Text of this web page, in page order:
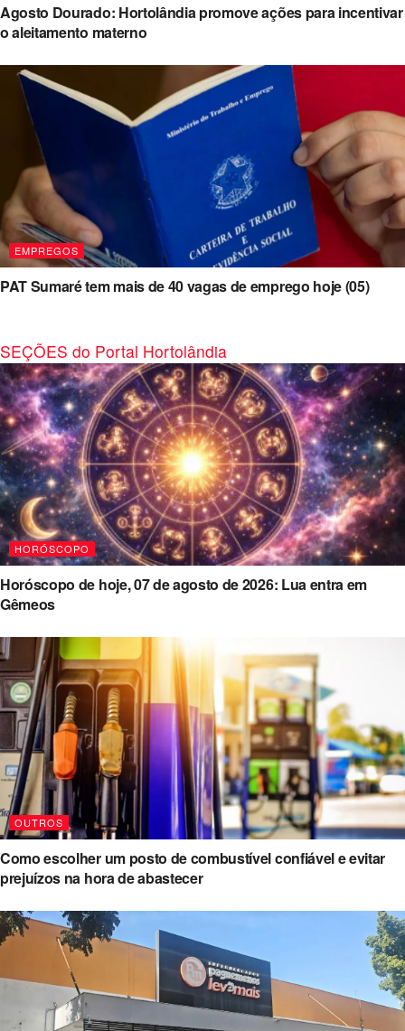
Agosto Dourado: Hortolândia promove ações para incentivar
o aleitamento materno
EMPREGOS
PAT Sumaré tem mais de 40 vagas de emprego hoje (05)
SEÇÕES do Portal Hortolândia
HORÓSCOPO
Horóscopo de hoje, 07 de agosto de 2026: Lua entra em
Gêmeos
OUTROS
Como escolher um posto de combustível confiável e evitar
prejuízos na hora de abastecer